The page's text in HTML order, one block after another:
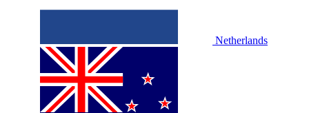
Netherlands